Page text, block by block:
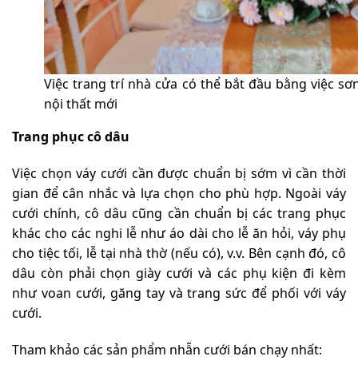
Việc trang trí nhà cửa có thể bắt đầu bằng việc
nội thất mới
Trang phục cô dâu
Việc chọn váy cưới cần được chuẩn bị sớm vì cần thời
gian để cân nhắc và lựa chọn cho phù hợp. Ngoài váy
cưới chính, cô dâu cũng cần chuẩn bị các trang phục
khác cho các nghi lễ như áo dài cho lễ ăn hỏi, váy phụ
cho tiệc tối, lễ tại nhà thờ (nếu có), v.v. Bên cạnh đó, cô
dâu còn phải chọn giày cưới và các phụ kiện đi kèm
như voan cưới, găng tay và trang sức để phối với váy
cưới.
Tham khảo các sản phẩm nhẫn cưới bán chạy nhất: